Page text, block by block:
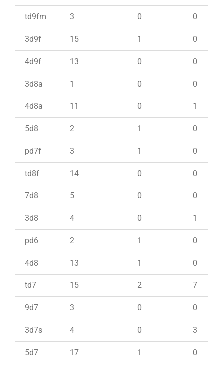
td9fm 3 0 0
3d9f 15 1 0
4d9f 13 0 0
3d8a 1 0 0
4d8a 11 0 1
5d8 2 1 0
pd7f 3 1 0
td8f 14 0 0
7d8 5 0 0
3d8 4 0 1
pd6 2 1 0
4d8 13 1 0
td7 15 2 7
9d7 3 0 0
3d7s 4 0 3
5d7 17 1 0